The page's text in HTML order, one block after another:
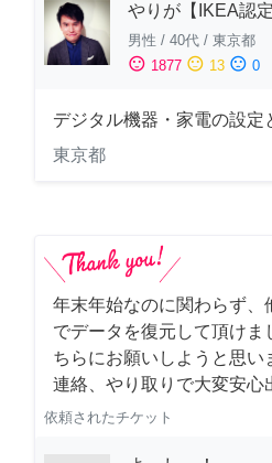
やりが【IKEA認定
男性 / 40代 / 東京都
sentiment_satisfied 1877 sentiment_neutral 13 sentiment_dissatisfied 0
デジタル機器・家電の設定
東京都
年末年始なのに関わらず、
でデータを復元して頂けま
ちらにお願いしようと思い
連絡、やり取りで大変安心
依頼されたチケット